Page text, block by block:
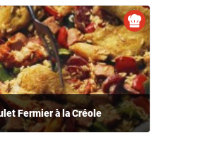
Fermier à la Créole